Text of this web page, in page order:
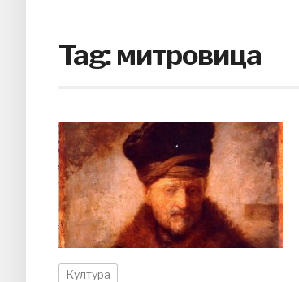
Tag:митровица
Култура